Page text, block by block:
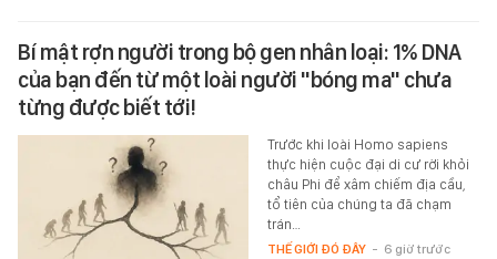
Bí mật rợn người trong bộ gen nhân loại: 1% DNA
của bạn đến từ một loài người "bóng ma" chưa
từng được biết tới!
Trước khi loài Homo sapiens
thực hiện cuộc đại di cư rời khỏi
châu Phi để xâm chiếm địa cầu,
tổ tiên của chúng ta đã chạm
trán…
THẾ GIỚI ĐÓ ĐÂY - 6 giờ trước